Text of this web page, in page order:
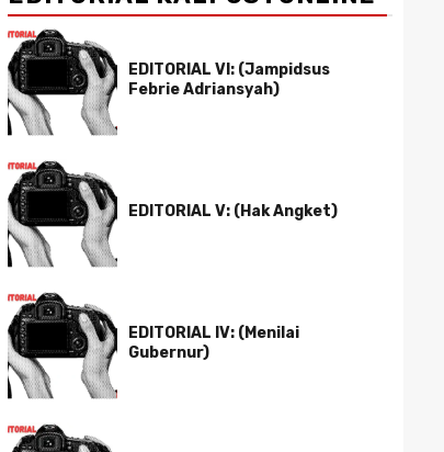
EDITORIAL VI: (Jampidsus
Febrie Adriansyah)
EDITORIAL V: (Hak Angket)
EDITORIAL IV: (Menilai
Gubernur)